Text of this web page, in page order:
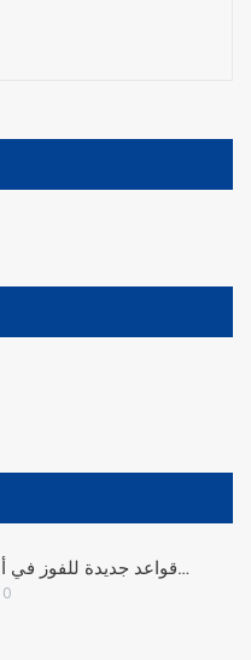
قواعد جديدة للفوز في أمريكا..هل بدأ “خريف…
0